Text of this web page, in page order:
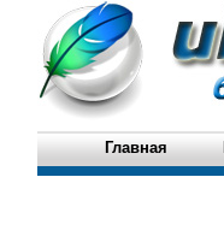
Главная